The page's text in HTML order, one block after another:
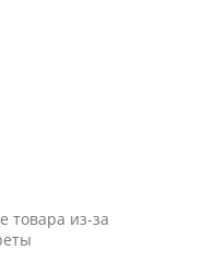
товара из-за